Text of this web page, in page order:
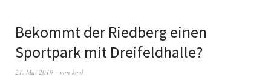
Bekommt der Riedberg einen
Sportpark mit Dreifeldhalle?
21. Mai 2019 von kmd